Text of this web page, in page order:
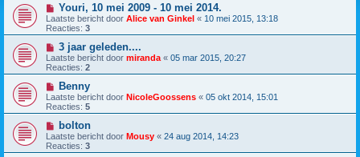
Youri, 10 mei 2009 - 10 mei 2014.
Laatste bericht door Alice van Ginkel « 10 mei 2015, 13:18
Reacties: 3
3 jaar geleden....
Laatste bericht door miranda « 05 mar 2015, 20:27
Reacties: 2
Benny
Laatste bericht door NicoleGoossens « 05 okt 2014, 15:01
Reacties: 5
bolton
Laatste bericht door Mousy « 24 aug 2014, 14:23
Reacties: 3